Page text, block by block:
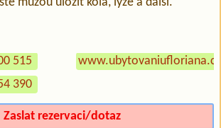
515
390
www.ubytovaniufloriana.cz
Zaslat rezervaci/dotaz